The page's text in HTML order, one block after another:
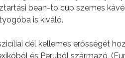
bean-to cup szemes
is kiváló.
dél kellemes erősségét
és Peruból származó,